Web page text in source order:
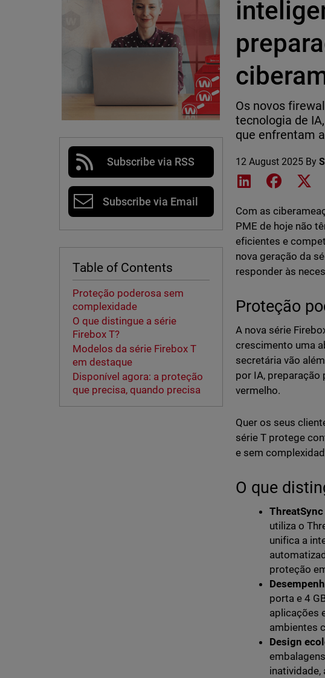
Subscribe via RSS
Subscribe via Email
Table of Contents
Proteção poderosa sem
complexidade
O que distingue a série
Firebox T?
Modelos da série Firebox T
em destaque
Disponível agora: a proteção
que precisa, quando precisa
Os novos
tecnologia de
que enfrentam
12 August 2025 By
Share onShare on
Com as
PME de hoje não
eficientes e
nova geração da
responder às
Proteção
A nova série
crescimento uma
secretária vão
por IA,
vermelho.
Quer os seus
série T protege
e sem
O que
utiliza o
unifica a
proteção
porta e 4
aplicações
ambientes
Design